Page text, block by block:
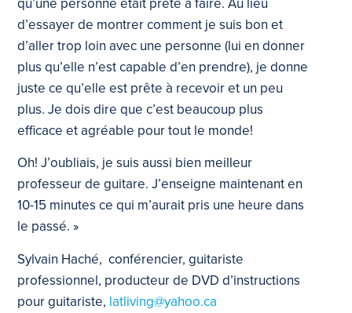
qu’une personne était prête à faire. Au lieu
d’essayer de montrer comment je suis bon et
d’aller trop loin avec une personne (lui en donner
plus qu’elle n’est capable d’en prendre), je donne
juste ce qu’elle est prête à recevoir et un peu
plus. Je dois dire que c’est beaucoup plus
efficace et agréable pour tout le monde!
Oh! J’oubliais, je suis aussi bien meilleur
professeur de guitare. J’enseigne maintenant en
10-15 minutes ce qui m’aurait pris une heure dans
le passé. »
Sylvain Haché, conférencier, guitariste
professionnel, producteur de DVD d’instructions
pour guitariste, latliving@yahoo.ca